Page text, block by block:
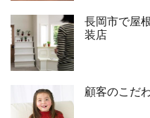
長岡市で屋
装店
顧客のこだ